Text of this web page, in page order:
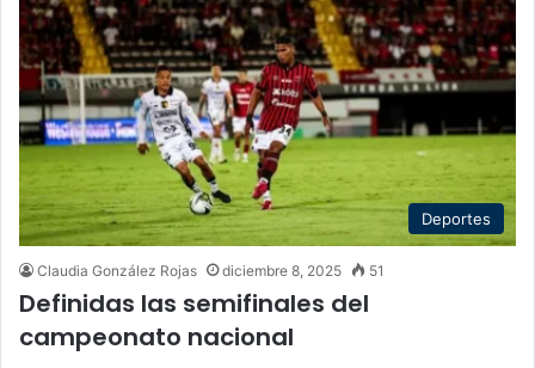
Deportes
Claudia González Rojas diciembre 8, 2025 51
Definidas las semifinales del
campeonato nacional